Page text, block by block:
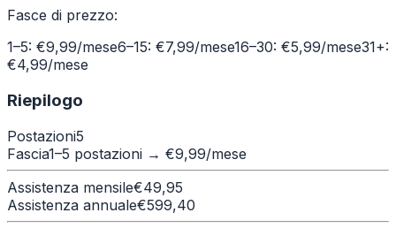
Fasce di prezzo:
1–5: €9,99/mese6–15: €7,99/mese16–30: €5,99/mese31+:
€4,99/mese
Riepilogo
Postazioni5
Fascia1–5 postazioni → €9,99/mese
Assistenza mensile€49,95
Assistenza annuale€599,40